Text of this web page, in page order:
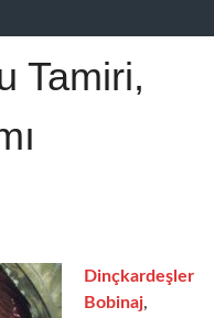
Tamiri,
Dinçkardeşler
Bobinaj,